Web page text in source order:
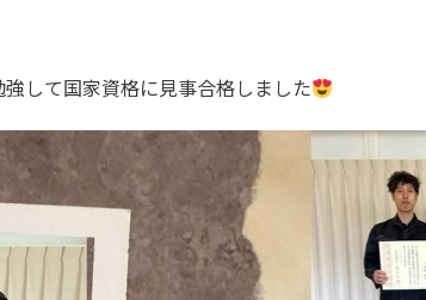
して国家資格に見事合格しました